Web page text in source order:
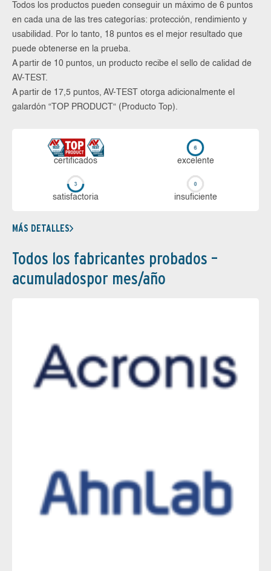
Todos los productos pueden conseguir un máximo de 6 puntos
en cada una de las tres categorías: protección, rendimiento y
usabilidad. Por lo tanto, 18 puntos es el mejor resultado que
puede obtenerse en la prueba.
A partir de 10 puntos, un producto recibe el sello de calidad de
AV-TEST.
A partir de 17,5 puntos, AV-TEST otorga adicionalmente el
galardón “TOP PRODUCT“ (Producto Top).
certi­ficados ex­ce­len­te
sa­tis­fac­to­ria in­su­fi­cien­te
MÁS DETALLES
Todos los fabricantes probados –
acumuladospor mes/año